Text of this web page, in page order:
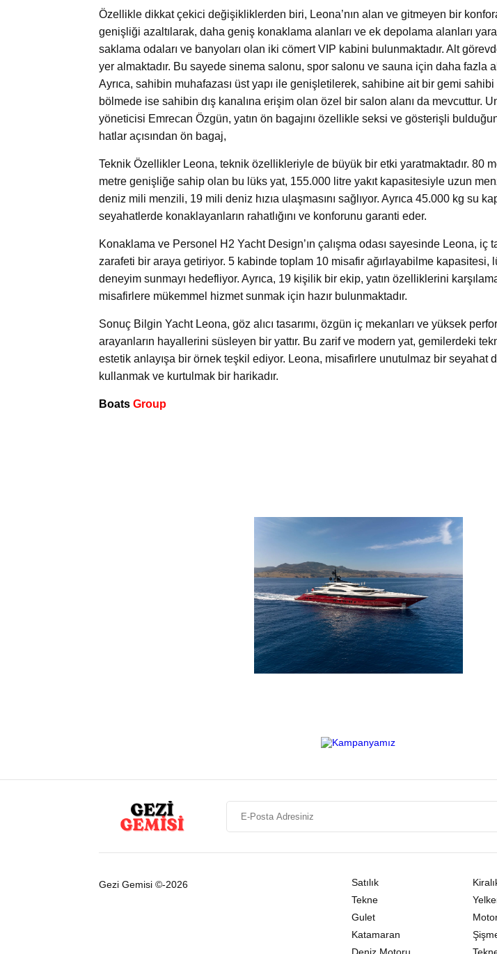
Özellikle dikkat çekici değişikliklerden biri, Leona’nın alan ve gitmeyen bir
genişliği azaltılarak, daha geniş konaklama alanları ve ek depolama alanları
saklama odaları ve banyoları olan iki cömert VIP kabini bulunmaktadır. Alt
yer almaktadır. Bu sayede sinema salonu, spor salonu ve sauna için daha fazla
Ayrıca, sahibin muhafazası üst yapı ile genişletilerek, sahibine ait bir gemi
bölmede ise sahibin dış kanalına erişim olan özel bir salon alanı da mevcuttur.
yöneticisi Emrecan Özgün, yatın ön bagajını özellikle seksi ve gösterişli
hatlar açısından ön bagaj,
Teknik Özellikler Leona, teknik özellikleriyle de büyük bir etki yaratmaktadır. 80
metre genişliğe sahip olan bu lüks yat, 155.000 litre yakıt kapasitesiyle uzun
deniz mili menzili, 19 mili deniz hızıa ulaşmasını sağlıyor. Ayrıca 45.000 kg su
seyahatlerde konaklayanların rahatlığını ve konforunu garanti eder.
Konaklama ve Personel H2 Yacht Design’ın çalışma odası sayesinde Leona, iç
zarafeti bir araya getiriyor. 5 kabinde toplam 10 misafir ağırlayabilme kapasitesi,
deneyim sunmayı hedefliyor. Ayrıca, 19 kişilik bir ekip, yatın özelliklerini
misafirlere mükemmel hizmet sunmak için hazır bulunmaktadır.
Sonuç Bilgin Yacht Leona, göz alıcı tasarımı, özgün iç mekanları ve yüksek
arayanların hayallerini süsleyen bir yattır. Bu zarif ve modern yat, gemilerdeki
estetik anlayışa bir örnek teşkil ediyor. Leona, misafirlere unutulmaz bir seyahat
kullanmak ve kurtulmak bir harikadır.
Boats Group
Gezi Gemisi ©-2026 Satılık
Tekne
Gulet
Katamaran